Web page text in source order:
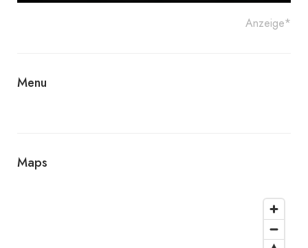
Anzeige*
Menu
Maps